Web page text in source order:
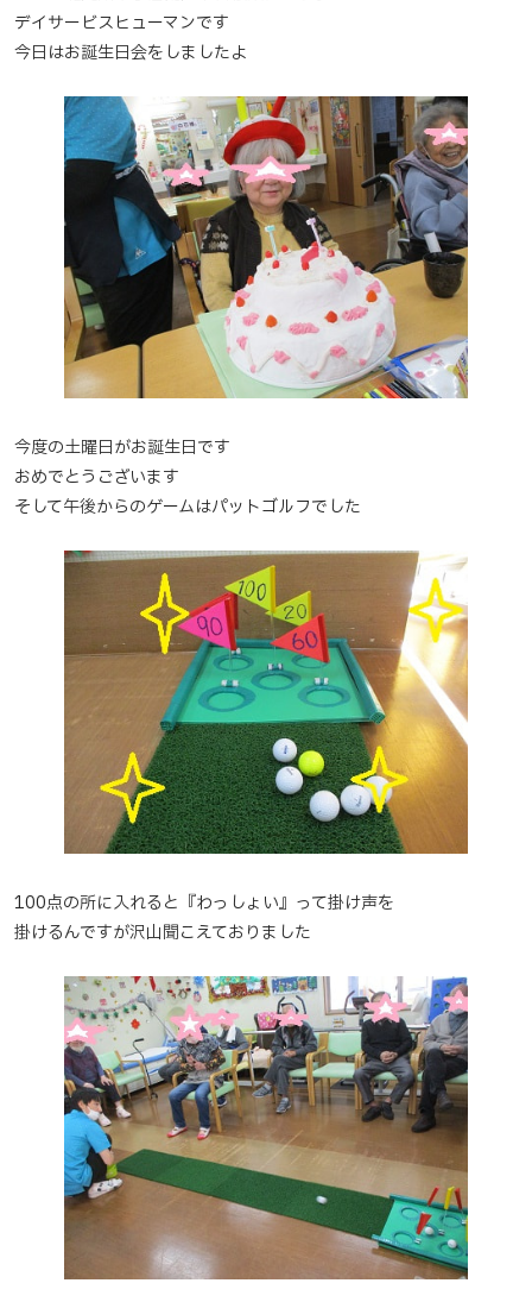
デイサービスヒューマンです
今日はお誕生日会をしましたよ
今度の土曜日がお誕生日です
おめでとうございます
そして午後からのゲームはパットゴルフでした
100点の所に入れると『わっしょい』って掛け声を
掛けるんですが沢山聞こえておりました